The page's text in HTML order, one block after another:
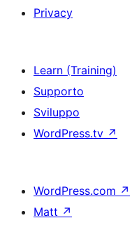
Privacy
Learn (Training)
Supporto
Sviluppo
WordPress.tv ↗
WordPress.com ↗
Matt ↗